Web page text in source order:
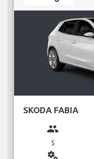
SKODA FABIA
group
5
miscellaneous_services